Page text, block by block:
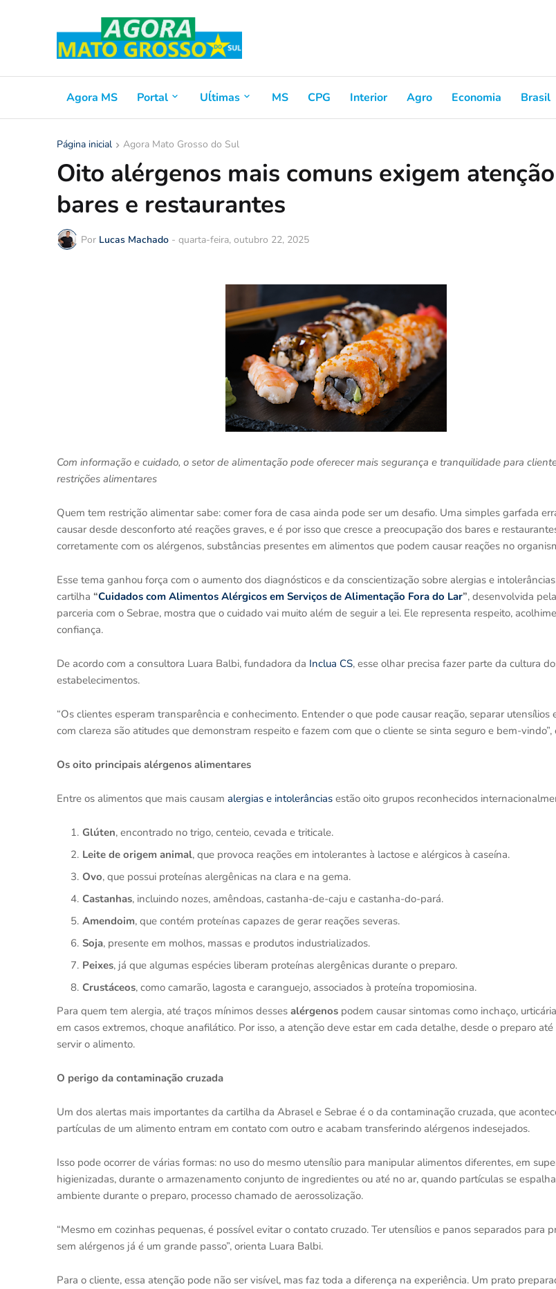
Agora MS Portal Uĺtimas MS CPG Interior Agro Economia Brasil
Página inicial Agora Mato Grosso do Sul
Oito alérgenos mais comuns exigem
bares e restaurantes
Por Lucas Machado - quarta-feira, outubro 22, 2025
Com informação e cuidado, o setor de alimentação pode oferecer mais segurança e tranquilidade para
restrições alimentares
Quem tem restrição alimentar sabe: comer fora de casa ainda pode ser um desafio. Uma simples garfada
causar desde desconforto até reações graves, e é por isso que cresce a preocupação dos bares e
corretamente com os alérgenos, substâncias presentes em alimentos que podem causar reações no
Esse tema ganhou força com o aumento dos diagnósticos e da conscientização sobre alergias e
cartilha “Cuidados com Alimentos Alérgicos em Serviços de Alimentação Fora do Lar”, desenvolvida
parceria com o Sebrae, mostra que o cuidado vai muito além de seguir a lei. Ele representa respeito,
confiança.
De acordo com a consultora Luara Balbi, fundadora da Inclua CS, esse olhar precisa fazer parte da cultura
estabelecimentos.
“Os clientes esperam transparência e conhecimento. Entender o que pode causar reação, separar utensílios
com clareza são atitudes que demonstram respeito e fazem com que o cliente se sinta seguro e bem-vindo”,
Os oito principais alérgenos alimentares
Entre os alimentos que mais causam alergias e intolerâncias estão oito grupos reconhecidos
Glúten, encontrado no trigo, centeio, cevada e triticale.
Leite de origem animal, que provoca reações em intolerantes à lactose e alérgicos à caseína.
Ovo, que possui proteínas alergênicas na clara e na gema.
Castanhas, incluindo nozes, amêndoas, castanha-de-caju e castanha-do-pará.
Amendoim, que contém proteínas capazes de gerar reações severas.
Soja, presente em molhos, massas e produtos industrializados.
Peixes, já que algumas espécies liberam proteínas alergênicas durante o preparo.
Crustáceos, como camarão, lagosta e caranguejo, associados à proteína tropomiosina.
Para quem tem alergia, até traços mínimos desses alérgenos podem causar sintomas como inchaço,
em casos extremos, choque anafilático. Por isso, a atenção deve estar em cada detalhe, desde o preparo
servir o alimento.
O perigo da contaminação cruzada
Um dos alertas mais importantes da cartilha da Abrasel e Sebrae é o da contaminação cruzada, que
partículas de um alimento entram em contato com outro e acabam transferindo alérgenos indesejados.
Isso pode ocorrer de várias formas: no uso do mesmo utensílio para manipular alimentos diferentes, em
higienizadas, durante o armazenamento conjunto de ingredientes ou até no ar, quando partículas se
ambiente durante o preparo, processo chamado de aerossolização.
“Mesmo em cozinhas pequenas, é possível evitar o contato cruzado. Ter utensílios e panos separados para
sem alérgenos já é um grande passo”, orienta Luara Balbi.
Para o cliente, essa atenção pode não ser visível, mas faz toda a diferença na experiência. Um prato